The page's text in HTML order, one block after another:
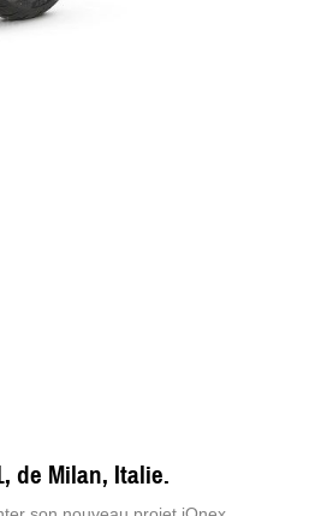
de Milan, Italie.